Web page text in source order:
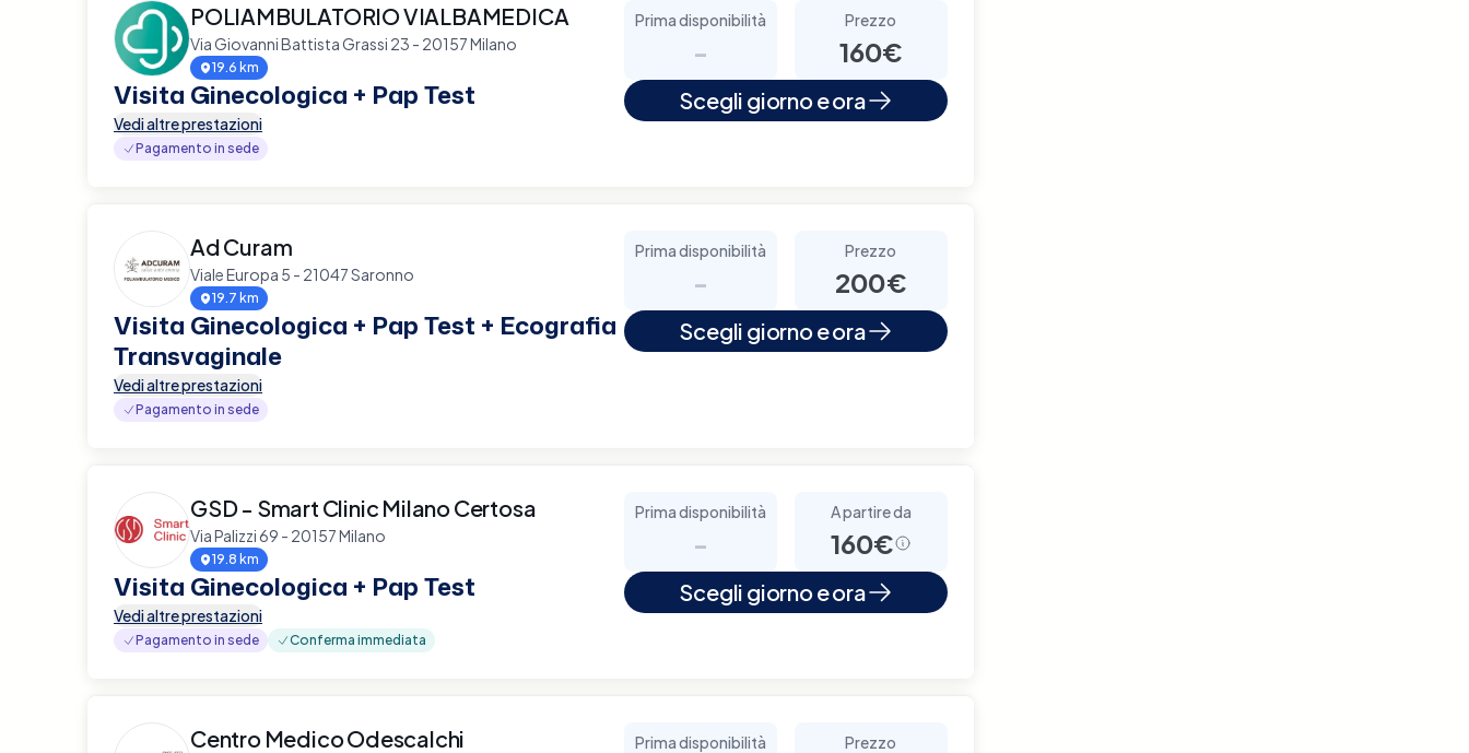
POLIAMBULATORIO VIALBAMEDICA
Via Giovanni Battista Grassi 23 - 20157 Milano
19.6 km
Visita Ginecologica + Pap Test
Vedi altre prestazioni
Pagamento in sede
Prima disponibilità
-
Prezzo
160€
Scegli giorno e ora
Ad Curam
Viale Europa 5 - 21047 Saronno
19.7 km
Visita Ginecologica + Pap Test + Ecografia
Transvaginale
Vedi altre prestazioni
Pagamento in sede
Prima disponibilità
-
Prezzo
200€
Scegli giorno e ora
GSD - Smart Clinic Milano Certosa
Via Palizzi 69 - 20157 Milano
19.8 km
Visita Ginecologica + Pap Test
Vedi altre prestazioni
Pagamento in sede Conferma immediata
Prima disponibilità
-
A partire da
160€
Scegli giorno e ora
Centro Medico Odescalchi Prima disponibilità Prezzo